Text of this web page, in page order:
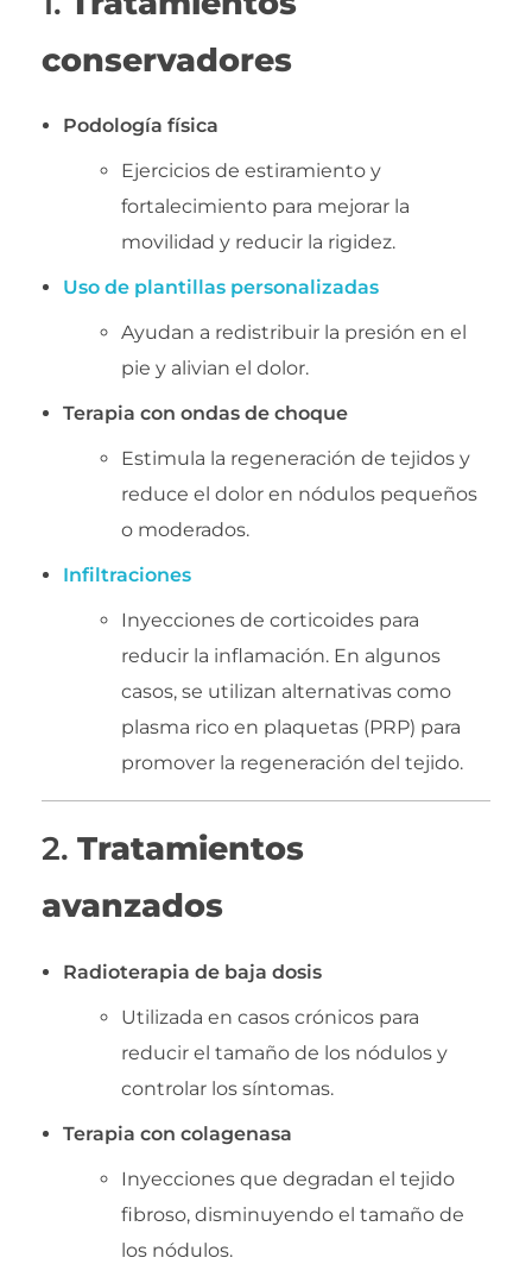
conservadores
Podología física
Ejercicios de estiramiento y
fortalecimiento para mejorar la
movilidad y reducir la rigidez.
Uso de plantillas personalizadas
Ayudan a redistribuir la presión en el
pie y alivian el dolor.
Terapia con ondas de choque
Estimula la regeneración de tejidos y
reduce el dolor en nódulos pequeños
o moderados.
Infiltraciones
Inyecciones de corticoides para
reducir la inflamación. En algunos
casos, se utilizan alternativas como
plasma rico en plaquetas (PRP) para
promover la regeneración del tejido.
2. Tratamientos
avanzados
Radioterapia de baja dosis
Utilizada en casos crónicos para
reducir el tamaño de los nódulos y
controlar los síntomas.
Terapia con colagenasa
Inyecciones que degradan el tejido
fibroso, disminuyendo el tamaño de
los nódulos.